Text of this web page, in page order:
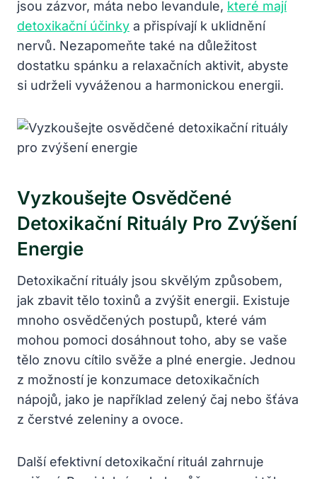
jsou zázvor,​ máta nebo levandule,⁢ které mají
detoxikační účinky a ​přispívají k uklidnění
nervů. Nezapomeňte také‌ na důležitost
dostatku spánku a relaxačních aktivit, abyste
si udrželi vyváženou a harmonickou energii.
Vyzkoušejte Osvědčené
Detoxikační ⁤rituály Pro Zvýšení
Energie
Detoxikační rituály jsou skvělým způsobem,
jak zbavit tělo toxinů a zvýšit energii.‌ Existuje
mnoho osvědčených postupů, které vám
mohou pomoci dosáhnout ⁣toho, aby‌ se vaše
tělo znovu ‌cítilo svěže ‌a plné energie. Jednou
z možností je konzumace detoxikačních
nápojů,‍ jako je například zelený čaj nebo šťáva
z čerstvé zeleniny a ovoce.
Další efektivní detoxikační rituál zahrnuje